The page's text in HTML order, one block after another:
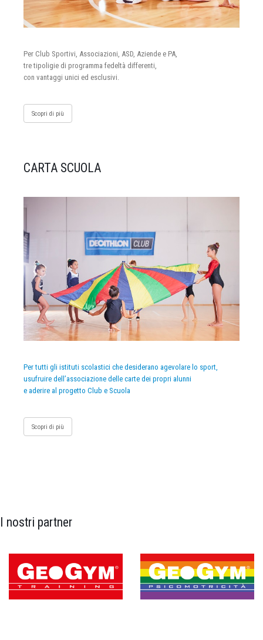
Per Club Sportivi, Associazioni, ASD, Aziende e PA,
tre tipoligie di programma fedeltà differenti,
con vantaggi unici ed esclusivi.
Scopri di più
CARTA SCUOLA
Per tutti gli istituti scolastici che desiderano agevolare lo sport,
usufruire dell’associazione delle carte dei propri alunni
e aderire al progetto Club e Scuola
Scopri di più
I nostri partner